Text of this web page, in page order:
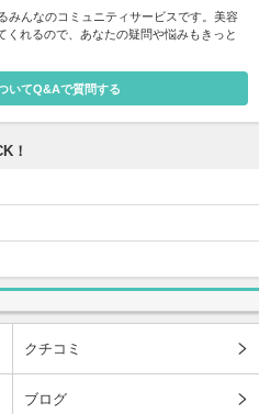
みんなのコミュニティサービスです。美容
れるので、あなたの疑問や悩みもきっと
いてQ&Aで質問する
！
クチコミ
ブログ